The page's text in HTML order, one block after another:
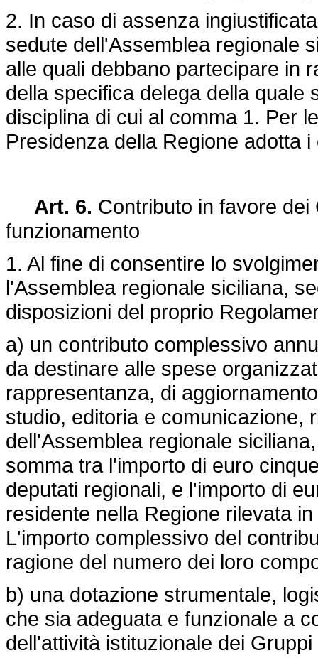
2. In caso di assenza
sedute dell'Assemblea regionale
alle quali debbano partecipare in
della specifica delega della quale
disciplina di cui al comma 1. Per
Presidenza della Regione adotta
Art. 6. Contributo in favore
funzionamento
1. Al fine di consentire lo
l'Assemblea regionale siciliana,
disposizioni del proprio
a) un contributo complessivo
da destinare alle spese
rappresentanza, di
studio, editoria e comunicazione,
dell'Assemblea regionale
somma tra l'importo di euro
deputati regionali, e l'importo di
residente nella Regione rilevata
L'importo complessivo del
ragione del numero dei loro
b) una dotazione strumentale,
che sia adeguata e funzionale a
dell'attività istituzionale dei